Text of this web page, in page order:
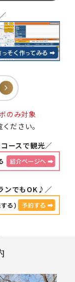
のみ対象
ださい。
ースで観光／
ンでもOK♪／